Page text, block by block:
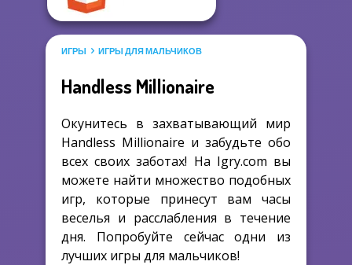
ИГРЫ ИГРЫ ДЛЯ МАЛЬЧИКОВ
Handless Millionaire
Окунитесь в захватывающий мир
Handless Millionaire и забудьте обо
всех своих заботах! На Igry.com вы
можете найти множество подобных
игр, которые принесут вам часы
веселья и расслабления в течение
дня. Попробуйте сейчас одни из
лучших игры для мальчиков!